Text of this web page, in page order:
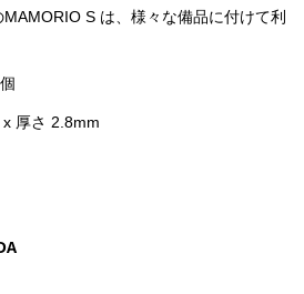
S は、様々な備品に付けて利
厚さ 2.8mm